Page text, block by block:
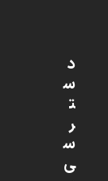
د
س
ت
ر
س
ی